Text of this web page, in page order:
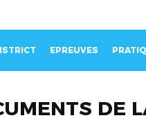
EPREUVES
DE